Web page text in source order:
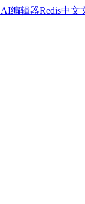
AI编辑器Redis中文